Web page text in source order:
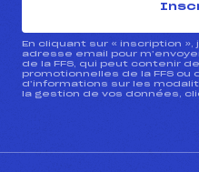
En cliquant sur « inscription »,
adresse email pour
de la FFS, qui peut contenir
promotionnelles de la FFS ou
d’informations sur les
la gestion de vos données,